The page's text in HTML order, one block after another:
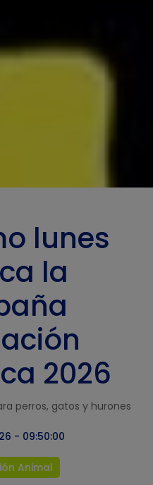
lunes
la
2026
perros, gatos y hurones
- 09:50:00
Animal